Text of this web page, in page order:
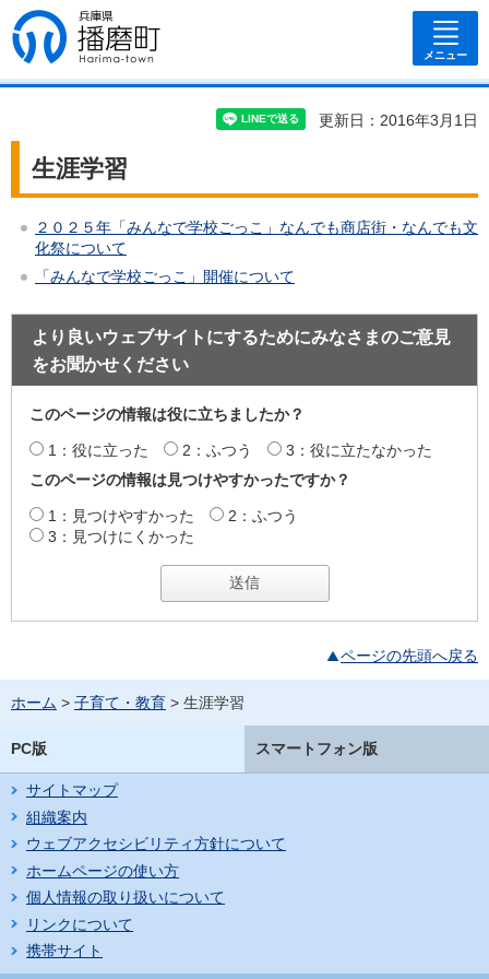
兵庫県 播磨
町
メニュー
更新日：2016年3月1日
生涯学習
２０２５年「みんなで学校ごっこ」なんでも商店街・なんでも文
化祭について
「みんなで学校ごっこ」開催について
より良いウェブサイトにするためにみなさまのご意見
をお聞かせください
このページの情報は役に立ちましたか？
1：役に立った 2：ふつう
3：役に立たなかった
このページの情報は見つけやすかったですか？
1：見つけやすかった
2：ふつう
3：見つけにくかった
ページの先頭へ戻る
ホーム > 子育て・教育 > 生涯学習
PC版 スマートフォン版
サイトマップ
組織案内
ウェブアクセシビリティ方針について
ホームページの使い方
個人情報の取り扱いについて
リンクについて
携帯サイト